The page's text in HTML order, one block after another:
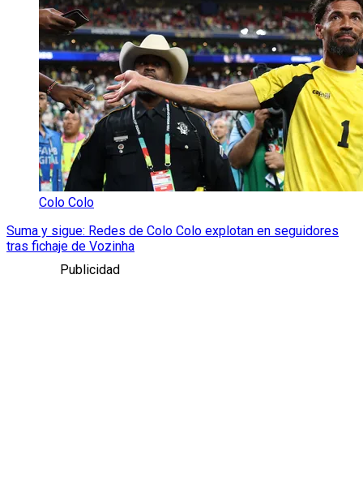
Colo Colo
Suma y sigue: Redes de Colo Colo explotan en seguidores
tras fichaje de Vozinha
Publicidad